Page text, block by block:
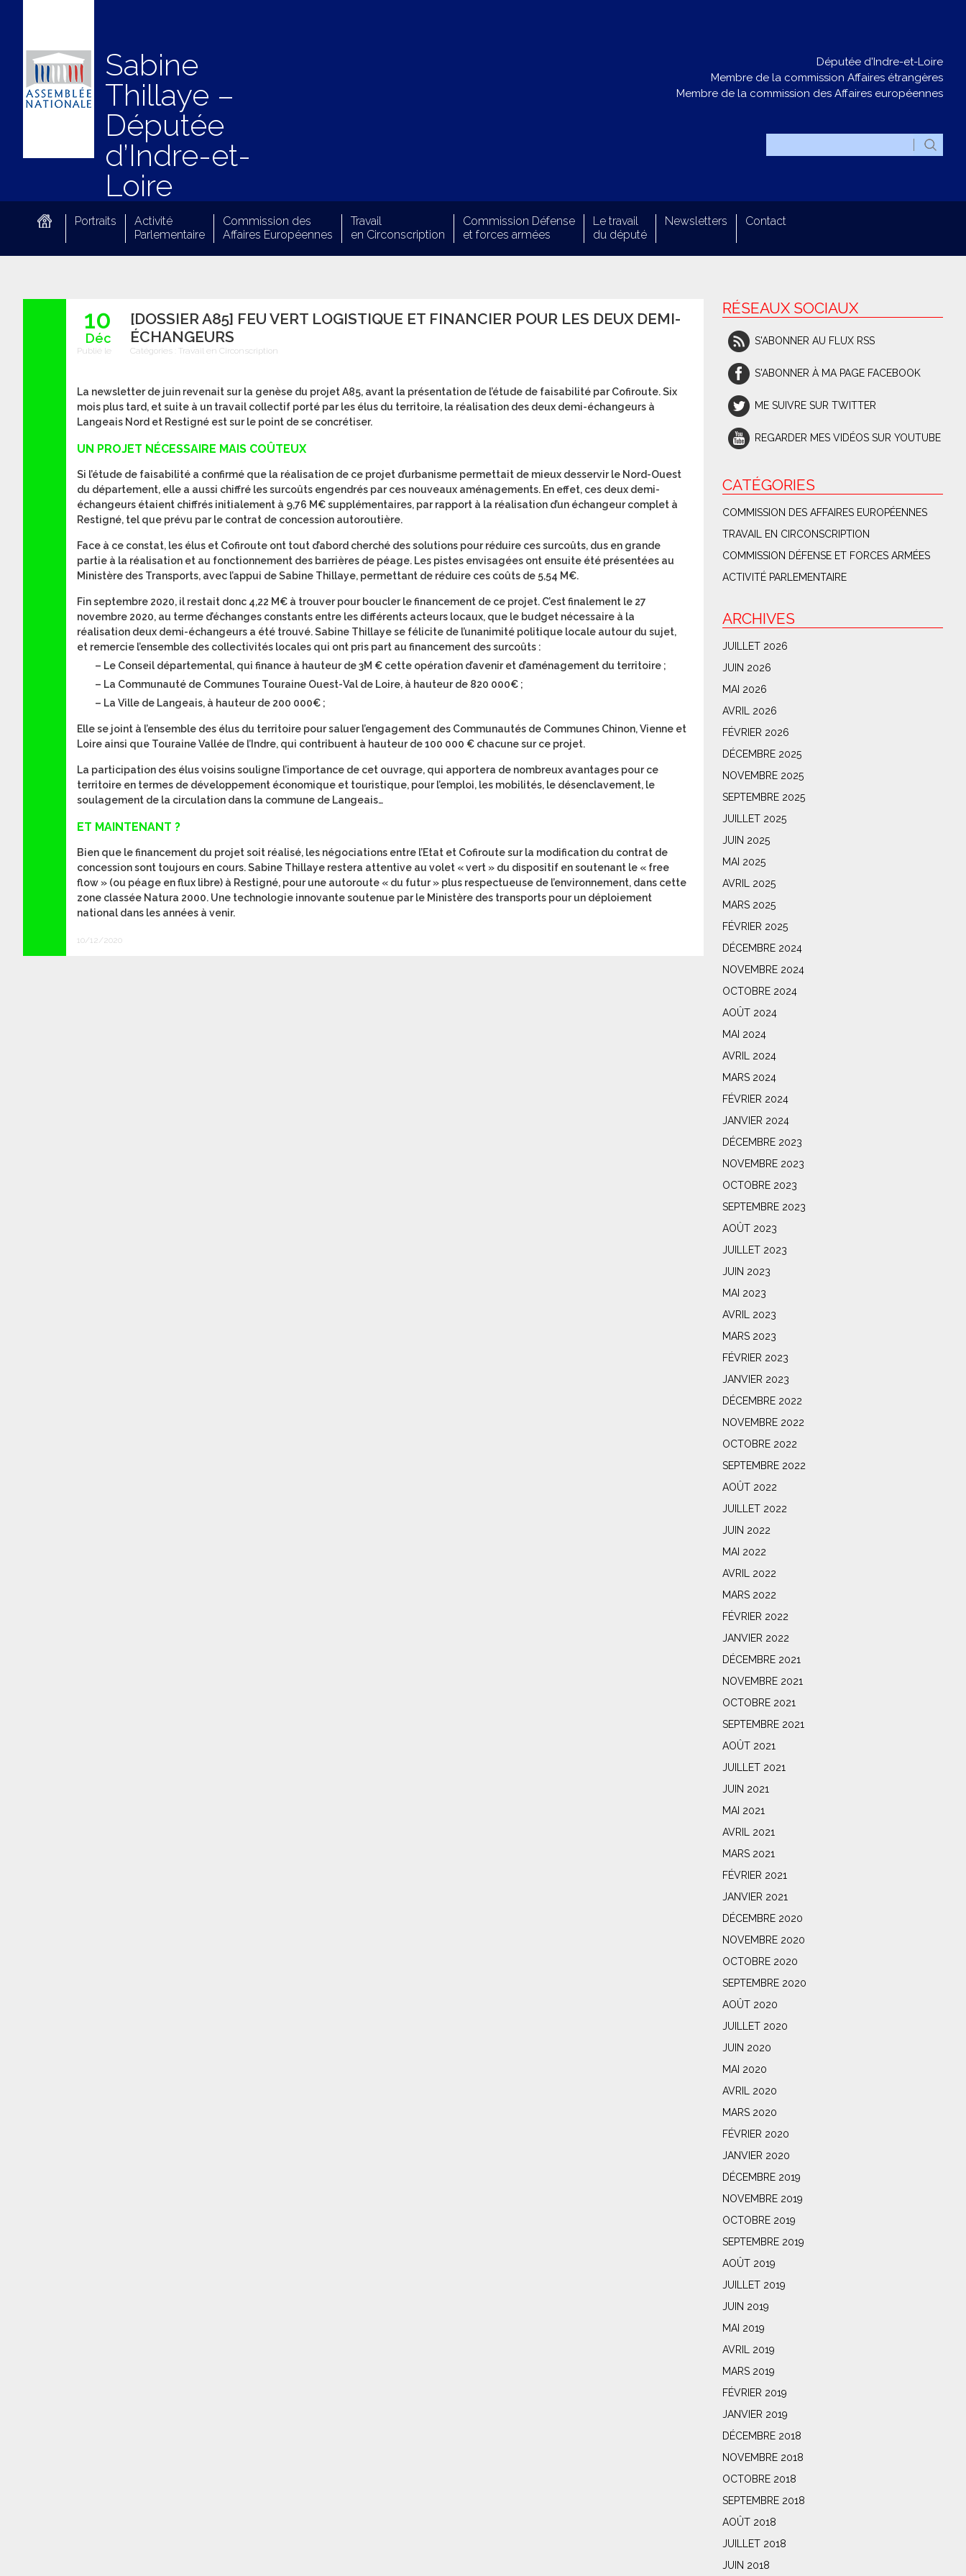
Sabine
Thillaye –
Députée
d’Indre-et-
Loire
Députée d'Indre-et-Loire
Membre de la commission Affaires étrangères
Membre de la commission des Affaires européennes
Portraits
Activité
Parlementaire
Commission des
Affaires Européennes
Travail
en Circonscription
Commission Défense
et forces armées
Le travail
du député
Newsletters Contact
10
Déc
[DOSSIER A85] FEU VERT LOGISTIQUE ET FINANCIER POUR LES DEUX DEMI-
ÉCHANGEURS
Catégories : Travail en Circonscription
La newsletter de juin revenait sur la genèse du projet A85, avant la présentation de l’étude de faisabilité par Cofiroute. Six
mois plus tard, et suite à un travail collectif porté par les élus du territoire, la réalisation des deux demi-échangeurs à
Langeais Nord et Restigné est sur le point de se concrétiser.
UN PROJET NÉCESSAIRE MAIS COÛTEUX
Si l’étude de faisabilité a confirmé que la réalisation de ce projet d’urbanisme permettait de mieux desservir le Nord-Ouest
du département, elle a aussi chiffré les surcoûts engendrés par ces nouveaux aménagements. En effet, ces deux demi-
échangeurs étaient chiffrés initialement à 9,76 M€ supplémentaires, par rapport à la réalisation d’un échangeur complet à
Restigné, tel que prévu par le contrat de concession autoroutière.
Face à ce constat, les élus et Cofiroute ont tout d’abord cherché des solutions pour réduire ces surcoûts, dus en grande
partie à la réalisation et au fonctionnement des barrières de péage. Les pistes envisagées ont ensuite été présentées au
Ministère des Transports, avec l’appui de Sabine Thillaye, permettant de réduire ces coûts de 5,54 M€.
Fin septembre 2020, il restait donc 4,22 M€ à trouver pour boucler le financement de ce projet. C’est finalement le 27
novembre 2020, au terme d’échanges constants entre les différents acteurs locaux, que le budget nécessaire à la
réalisation deux demi-échangeurs a été trouvé. Sabine Thillaye se félicite de l’unanimité politique locale autour du sujet,
et remercie l’ensemble des collectivités locales qui ont pris part au financement des surcoûts :
– Le Conseil départemental, qui finance à hauteur de 3M € cette opération d’avenir et d’aménagement du territoire ;
– La Communauté de Communes Touraine Ouest-Val de Loire, à hauteur de 820 000€ ;
– La Ville de Langeais, à hauteur de 200 000€ ;
Elle se joint à l’ensemble des élus du territoire pour saluer l’engagement des Communautés de Communes Chinon, Vienne et
Loire ainsi que Touraine Vallée de l’Indre, qui contribuent à hauteur de 100 000 € chacune sur ce projet.
La participation des élus voisins souligne l’importance de cet ouvrage, qui apportera de nombreux avantages pour ce
territoire en termes de développement économique et touristique, pour l’emploi, les mobilités, le désenclavement, le
soulagement de la circulation dans la commune de Langeais…
ET MAINTENANT ?
Bien que le financement du projet soit réalisé, les négociations entre l’Etat et Cofiroute sur la modification du contrat de
concession sont toujours en cours. Sabine Thillaye restera attentive au volet « vert » du dispositif en soutenant le « free
flow » (ou péage en flux libre) à Restigné, pour une autoroute « du futur » plus respectueuse de l’environnement, dans cette
zone classée Natura 2000. Une technologie innovante soutenue par le Ministère des transports pour un déploiement
national dans les années à venir.
Publié le
10/12/2020
RÉSEAUX SOCIAUX
S'ABONNER AU FLUX RSS
S'ABONNER À MA PAGE FACEBOOK
ME SUIVRE SUR TWITTER
REGARDER MES VIDÉOS SUR YOUTUBE
CATÉGORIES
COMMISSION DES AFFAIRES EUROPÉENNES
TRAVAIL EN CIRCONSCRIPTION
COMMISSION DÉFENSE ET FORCES ARMÉES
ACTIVITÉ PARLEMENTAIRE
ARCHIVES
JUILLET 2026
JUIN 2026
MAI 2026
AVRIL 2026
FÉVRIER 2026
DÉCEMBRE 2025
NOVEMBRE 2025
SEPTEMBRE 2025
JUILLET 2025
JUIN 2025
MAI 2025
AVRIL 2025
MARS 2025
FÉVRIER 2025
DÉCEMBRE 2024
NOVEMBRE 2024
OCTOBRE 2024
AOÛT 2024
MAI 2024
AVRIL 2024
MARS 2024
FÉVRIER 2024
JANVIER 2024
DÉCEMBRE 2023
NOVEMBRE 2023
OCTOBRE 2023
SEPTEMBRE 2023
AOÛT 2023
JUILLET 2023
JUIN 2023
MAI 2023
AVRIL 2023
MARS 2023
FÉVRIER 2023
JANVIER 2023
DÉCEMBRE 2022
NOVEMBRE 2022
OCTOBRE 2022
SEPTEMBRE 2022
AOÛT 2022
JUILLET 2022
JUIN 2022
MAI 2022
AVRIL 2022
MARS 2022
FÉVRIER 2022
JANVIER 2022
DÉCEMBRE 2021
NOVEMBRE 2021
OCTOBRE 2021
SEPTEMBRE 2021
AOÛT 2021
JUILLET 2021
JUIN 2021
MAI 2021
AVRIL 2021
MARS 2021
FÉVRIER 2021
JANVIER 2021
DÉCEMBRE 2020
NOVEMBRE 2020
OCTOBRE 2020
SEPTEMBRE 2020
AOÛT 2020
JUILLET 2020
JUIN 2020
MAI 2020
AVRIL 2020
MARS 2020
FÉVRIER 2020
JANVIER 2020
DÉCEMBRE 2019
NOVEMBRE 2019
OCTOBRE 2019
SEPTEMBRE 2019
AOÛT 2019
JUILLET 2019
JUIN 2019
MAI 2019
AVRIL 2019
MARS 2019
FÉVRIER 2019
JANVIER 2019
DÉCEMBRE 2018
NOVEMBRE 2018
OCTOBRE 2018
SEPTEMBRE 2018
AOÛT 2018
JUILLET 2018
JUIN 2018